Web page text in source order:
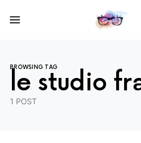
BROWSING TAG
le studio
1 POST